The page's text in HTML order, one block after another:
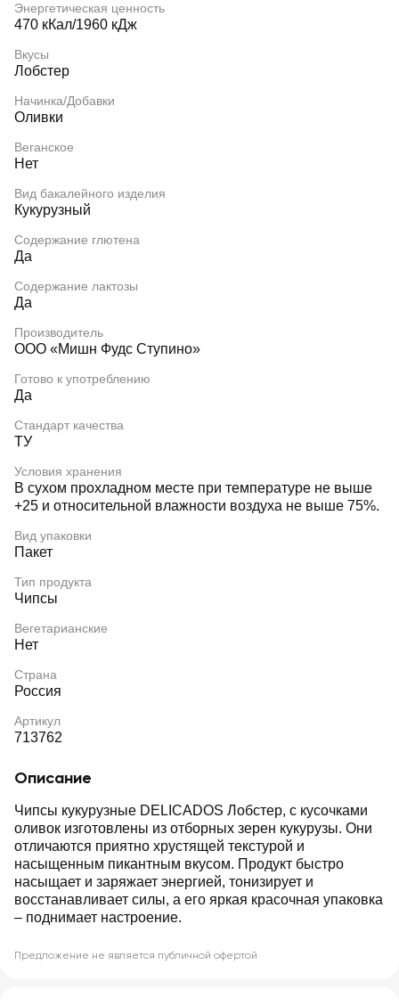
Энергетическая ценность
470 кКал/1960 кДж
Вкусы
Лобстер
Начинка/Добавки
Оливки
Веганское
Нет
Вид бакалейного изделия
Кукурузный
Содержание глютена
Да
Содержание лактозы
Да
Производитель
ООО «Мишн Фудс Ступино»
Готово к употреблению
Да
Стандарт качества
ТУ
Условия хранения
В сухом прохладном месте при температуре не выше
+25 и относительной влажности воздуха не выше 75%.
Вид упаковки
Пакет
Тип продукта
Чипсы
Вегетарианские
Нет
Страна
Россия
Артикул
713762
Описание
Чипсы кукурузные DELICADOS Лобстер, с кусочками
оливок изготовлены из отборных зерен кукурузы. Они
отличаются приятно хрустящей текстурой и
насыщенным пикантным вкусом. Продукт быстро
насыщает и заряжает энергией, тонизирует и
восстанавливает силы, а его яркая красочная упаковка
– поднимает настроение.
Предложение не является публичной офертой